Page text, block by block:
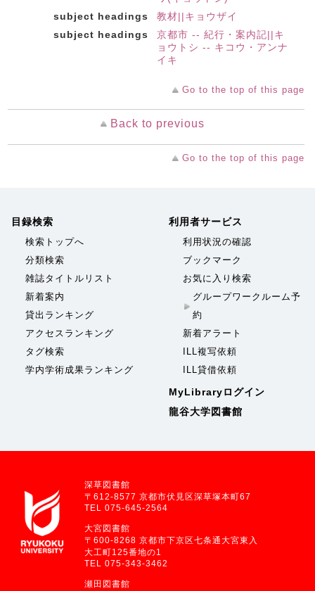
subject headings
教材||キョウザイ
subject headings
京都市 -- 紀行・案内記||キ
ョウトシ -- キコウ・アンナ
イキ
Go to the top of this page
Back to previous
Go to the top of this page
目録検索
検索トップへ
分類検索
雑誌タイトルリスト
新着案内
貸出ランキング
アクセスランキング
タグ検索
学内学術成果ランキング
利用者サービス
利用状況の確認
ブックマーク
お気に入り検索
グループワークルーム予
約
新着アラート
ILL複写依頼
ILL貸借依頼
MyLibraryログイン
龍谷大学図書館
深草図書館
〒612-8577 京都市伏見区深草塚本町67
TEL 075-645-2564
大宮図書館
〒600-8268 京都市下京区七条通大宮東入
大工町125番地の1
TEL 075-343-3462
瀬田図書館